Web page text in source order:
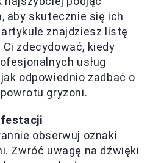
aby skutecznie się ich
znajdziesz listę
zdecydować, kiedy
usług
odpowiednio zadbać o
gryzoni.
obserwuj oznaki
Zwróć uwagę na dźwięki